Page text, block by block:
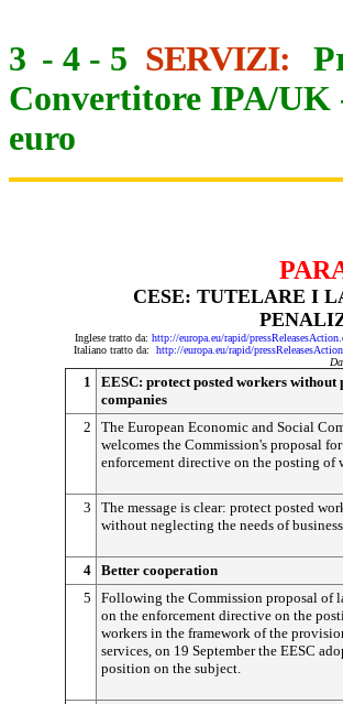
3 - 4 - 5 SERVIZI:
Convertitore IPA/UK
euro
CESE: TUTELARE I
Inglese tratto da: http://europa.eu/rapid/
Italiano tratto da: http://europa.eu/rapid/
1
EESC: protect posted workers without
companies
2
The European Economic and Social
welcomes the Commission's proposal
enforcement directive on the posting of
3
The message is clear: protect posted
without neglecting the needs of
4 Better cooperation
5
Following the Commission proposal of
on the enforcement directive on the
workers in the framework of the
services, on 19 September the EESC
position on the subject.